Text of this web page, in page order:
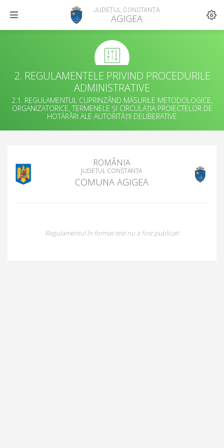
JUDEȚUL CONSTANȚA
AGIGEA
2. REGULAMENTELE PRIVIND PROCEDURILE
ADMINISTRATIVE
2.1. REGULAMENTUL CUPRINZÂND MĂSURILE METODOLOGICE,
ORGANIZATORICE, TERMENELE ȘI CIRCULAȚIA PROIECTELOR DE
HOTĂRÂRI ALE AUTORITĂȚII DELIBERATIVE
ROMÂNIA
JUDEȚUL CONSTANȚA
COMUNA AGIGEA
Regulamentul în format text nu a fost publicat!